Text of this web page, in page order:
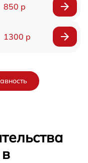
850 р
1300 р